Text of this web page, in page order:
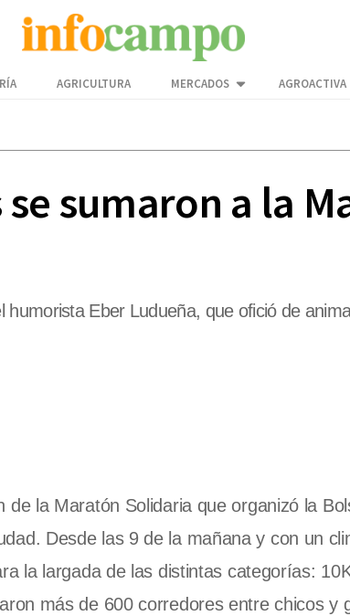
AGRICULTURA MERCADOS AGROACTIVA
sumaron a la
Eber Ludueña, que ofició de
la Maratón Solidaria que organizó la
Desde las 9 de la mañana y con un
la largada de las distintas categorías:
más de 600 corredores entre chicos y